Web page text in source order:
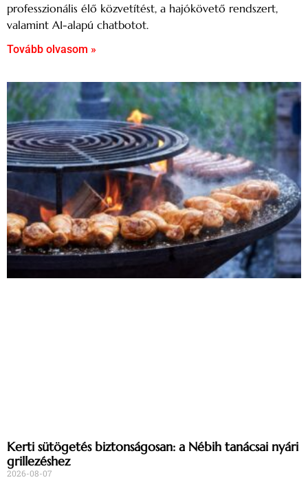
professzionális élő közvetítést, a hajókövető rendszert,
valamint AI-alapú chatbotot.
Tovább olvasom »
Kerti sütögetés biztonságosan: a Nébih tanácsai nyári
grillezéshez
2026-08-07